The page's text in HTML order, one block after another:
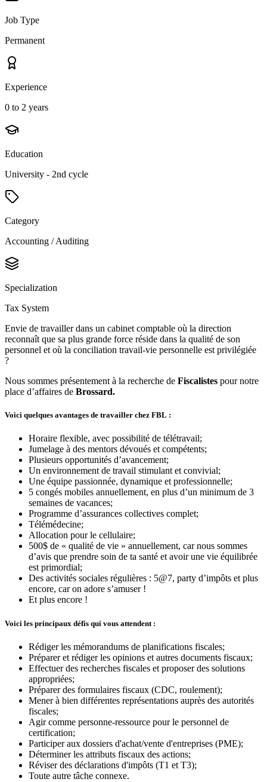
Job Type
Permanent
Experience
0 to 2 years
Education
University - 2nd cycle
Category
Accounting / Auditing
Specialization
Tax System
Envie de travailler dans un cabinet comptable où la direction
reconnaît que sa plus grande force réside dans la qualité de son
personnel et où la conciliation travail-vie personnelle est privilégiée
?
Nous sommes présentement à la recherche de Fiscalistes pour notre
place d’affaires de Brossard.
Voici quelques avantages de travailler chez FBL :
Horaire flexible, avec possibilité de télétravail;
Jumelage à des mentors dévoués et compétents;
Plusieurs opportunités d’avancement;
Un environnement de travail stimulant et convivial;
Une équipe passionnée, dynamique et professionnelle;
5 congés mobiles annuellement, en plus d’un minimum de 3
semaines de vacances;
Programme d’assurances collectives complet;
Télémédecine;
Allocation pour le cellulaire;
500$ de « qualité de vie » annuellement, car nous sommes
d’avis que prendre soin de ta santé et avoir une vie équilibrée
est primordial;
Des activités sociales régulières : 5@7, party d’impôts et plus
encore, car on adore s’amuser !
Et plus encore !
Voici les principaux défis qui vous attendent :
Rédiger les mémorandums de planifications fiscales;
Préparer et rédiger les opinions et autres documents fiscaux;
Effectuer des recherches fiscales et proposer des solutions
appropriées;
Préparer des formulaires fiscaux (CDC, roulement);
Mener à bien différentes représentations auprès des autorités
fiscales;
Agir comme personne-ressource pour le personnel de
certification;
Participer aux dossiers d'achat/vente d'entreprises (PME);
Déterminer les attributs fiscaux des actions;
Réviser des déclarations d'impôts (T1 et T3);
Toute autre tâche connexe.